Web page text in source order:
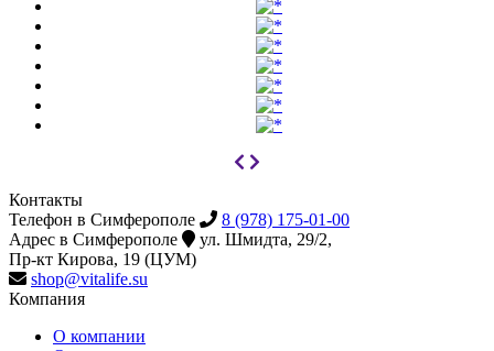
Контакты
Телефон в Симферополе
8 (978) 175-01-00
Адрес в Симферополе
ул. Шмидта, 29/2,
Пр-кт Кирова, 19 (ЦУМ)
shop@vitalife.su
Компания
О компании